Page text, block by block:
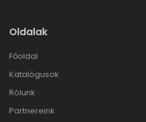
Oldalak
Főoldal
Katalógusok
Rólunk
Partnereink